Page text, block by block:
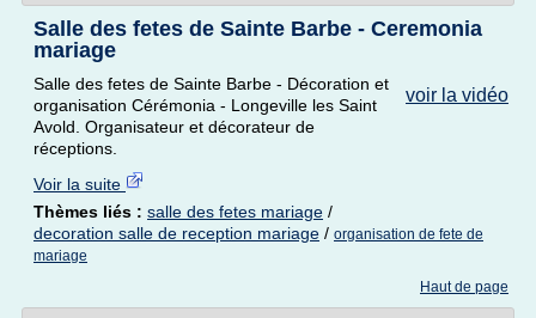
Salle des fetes de Sainte Barbe - Ceremonia
mariage
voir la vidéo
Salle des fetes de Sainte Barbe - Décoration et
organisation Cérémonia - Longeville les Saint
Avold. Organisateur et décorateur de
réceptions.
Voir la suite
Thèmes liés : salle des fetes mariage /
decoration salle de reception mariage / organisation de fete de
mariage
Haut de page